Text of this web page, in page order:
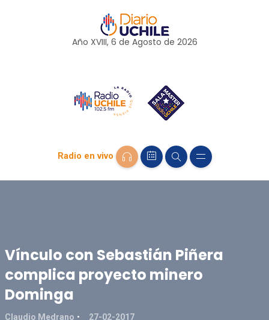
Año XVIII, 6 de Agosto de 2026
Radio en vivo
Vínculo con Sebastián Piñera
complica proyecto minero
Dominga
Claudio Medrano 27-02-2017